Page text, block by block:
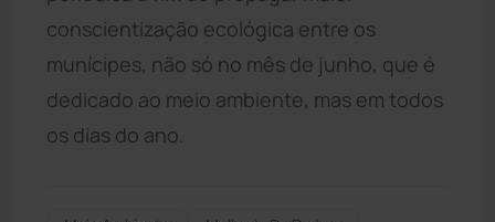
conscientização ecológica entre os
munícipes, não só no mês de junho, que é
dedicado ao meio ambiente, mas em todos
os dias do ano.